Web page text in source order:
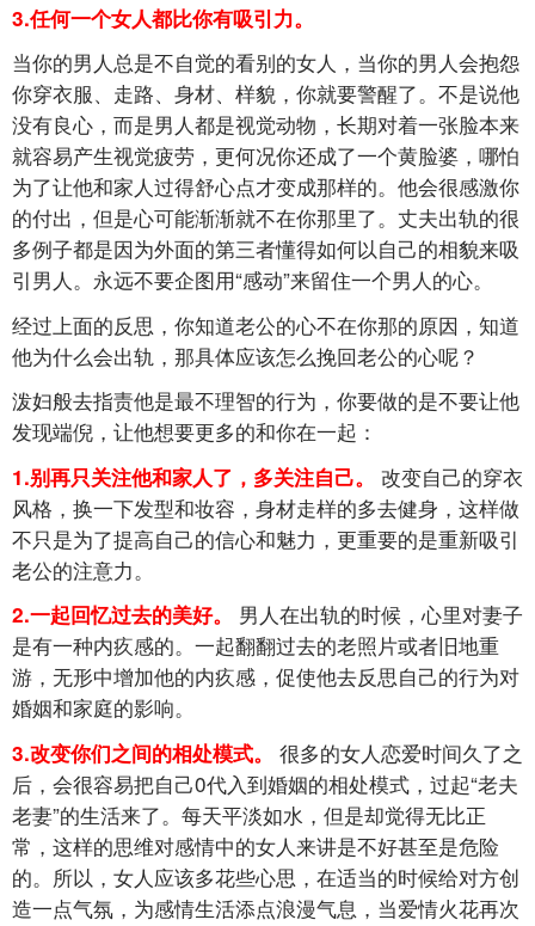
3.任何一个女人都比你有吸引力。
当你的男人总是不自觉的看别的女人，当你的男人会抱怨
你穿衣服、走路、身材、样貌，你就要警醒了。不是说他
没有良心，而是男人都是视觉动物，长期对着一张脸本来
就容易产生视觉疲劳，更何况你还成了一个黄脸婆，哪怕
为了让他和家人过得舒心点才变成那样的。他会很感激你
的付出，但是心可能渐渐就不在你那里了。丈夫出轨的很
多例子都是因为外面的第三者懂得如何以自己的相貌来吸
引男人。永远不要企图用“感动”来留住一个男人的心。
经过上面的反思，你知道老公的心不在你那的原因，知道
他为什么会出轨，那具体应该怎么挽回老公的心呢？
泼妇般去指责他是最不理智的行为，你要做的是不要让他
发现端倪，让他想要更多的和你在一起：
1.别再只关注他和家人了，多关注自己。 改变自己的穿衣
风格，换一下发型和妆容，身材走样的多去健身，这样做
不只是为了提高自己的信心和魅力，更重要的是重新吸引
老公的注意力。
2.一起回忆过去的美好。 男人在出轨的时候，心里对妻子
是有一种内疚感的。一起翻翻过去的老照片或者旧地重
游，无形中增加他的内疚感，促使他去反思自己的行为对
婚姻和家庭的影响。
3.改变你们之间的相处模式。 很多的女人恋爱时间久了之
后，会很容易把自己0代入到婚姻的相处模式，过起“老夫
老妻”的生活来了。每天平淡如水，但是却觉得无比正
常，这样的思维对感情中的女人来讲是不好甚至是危险
的。所以，女人应该多花些心思，在适当的时候给对方创
造一点气氛，为感情生活添点浪漫气息，当爱情火花再次